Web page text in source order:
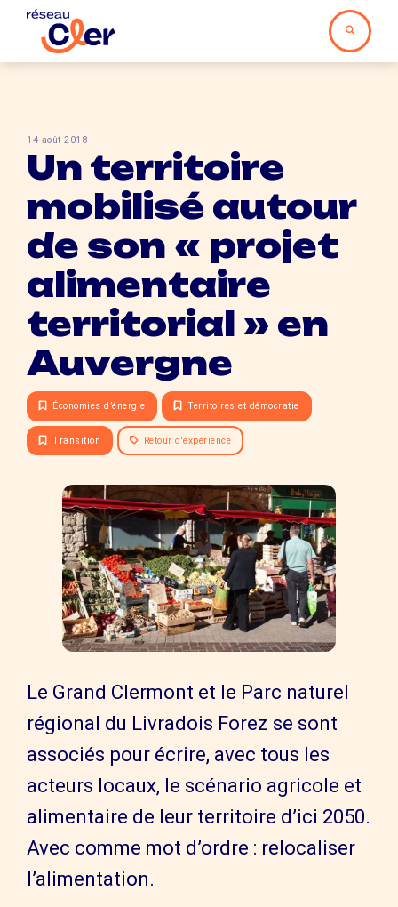
14 août 2018
Un territoire
mobilisé autour
de son « projet
alimentaire
territorial » en
Auvergne
Économies d’énergie Territoires et démocratie
Transition Retour d'expérience
Le Grand Clermont et le Parc naturel
régional du Livradois Forez se sont
associés pour écrire, avec tous les
acteurs locaux, le scénario agricole et
alimentaire de leur territoire d’ici 2050.
Avec comme mot d’ordre : relocaliser
l’alimentation.